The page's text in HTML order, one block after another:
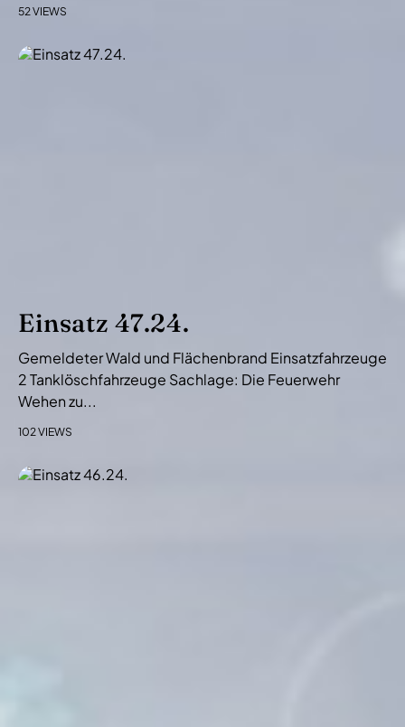
52 VIEWS
Einsatz 47.24.
Gemeldeter Wald und Flächenbrand Einsatzfahrzeuge
2 Tanklöschfahrzeuge Sachlage: Die Feuerwehr
Wehen zu...
102 VIEWS